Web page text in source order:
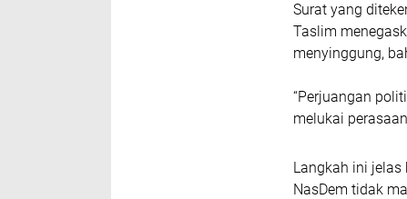
Surat yang
Taslim
menyinggung,
“Perjuangan
melukai
Langkah ini
NasDem tidak